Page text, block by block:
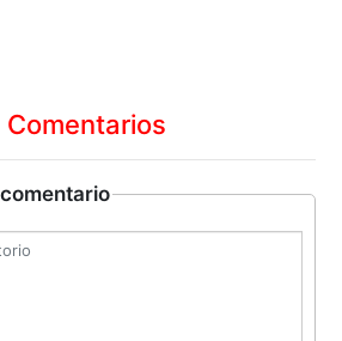
Comentarios